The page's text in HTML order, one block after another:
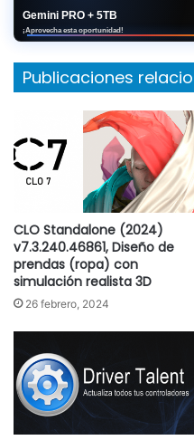
Gemini PRO + 5TB
¡Aprovecha esta oportunidad!
Publicaciones
CLO Standalone (2024)
v7.3.240.46861, Diseño de
prendas (ropa) con
simulación realista 3D
26 febrero, 2024